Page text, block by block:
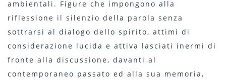
ambientali. Figure che impongono alla
riflessione il silenzio della parola senza
sottrarsi al dialogo dello spirito, attimi di
considerazione lucida e attiva lasciati inermi di
fronte alla discussione, davanti al
contemporaneo passato ed alla sua memoria,